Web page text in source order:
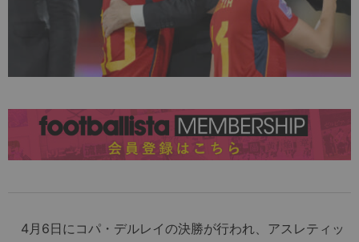
4月6日にコパ・デルレイの決勝が行われ、アスレティッ